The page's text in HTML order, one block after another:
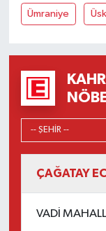
Ümraniye
ÇAĞATAY
VADİ